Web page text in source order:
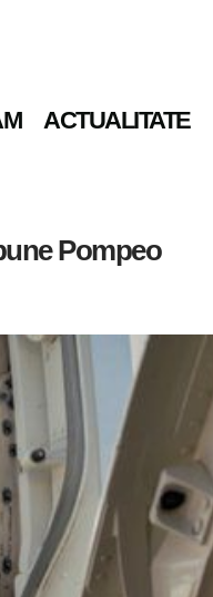
ACTUALITATE
Pompeo